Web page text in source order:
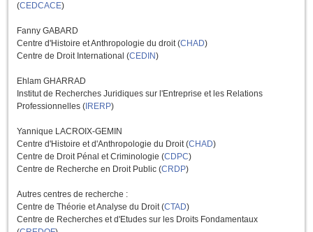
(CEDCACE)
Fanny GABARD
Centre d'Histoire et Anthropologie du droit (CHAD)
Centre de Droit International (CEDIN)
Ehlam GHARRAD
Institut de Recherches Juridiques sur l'Entreprise et les Relations
Professionnelles ( IRERP)
Yannique LACROIX-GEMIN
Centre d'Histoire et d'Anthropologie du Droit (CHAD)
Centre de Droit Pénal et Criminologie (CDPC)
Centre de Recherche en Droit Public (CRDP)
Autres centres de recherche :
Centre de Théorie et Analyse du Droit (CTAD)
Centre de Recherches et d'Etudes sur les Droits Fondamentaux